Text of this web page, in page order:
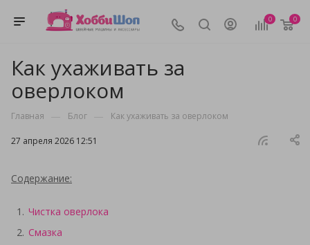
0 0
Как ухаживать за
оверлоком
Главная — Блог — Как ухаживать за оверлоком
27 апреля 2026 12:51
Содержание:
Чистка оверлока
Смазка